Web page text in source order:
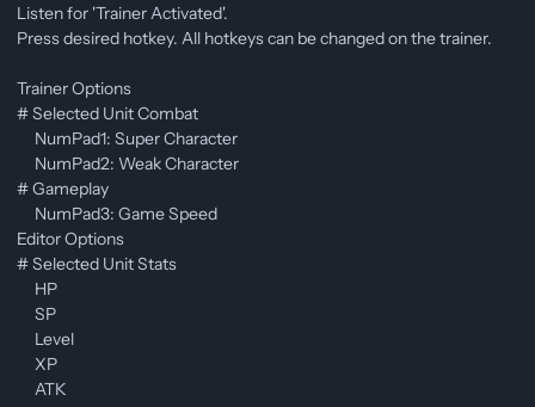
Listen for 'Trainer Activated'.
Press desired hotkey. All hotkeys can be changed on the trainer.
Trainer Options
# Selected Unit Combat
NumPad1: Super Character
NumPad2: Weak Character
# Gameplay
NumPad3: Game Speed
Editor Options
# Selected Unit Stats
HP
SP
Level
XP
ATK